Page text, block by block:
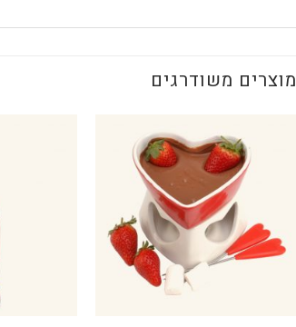
מוצרים משודרגים